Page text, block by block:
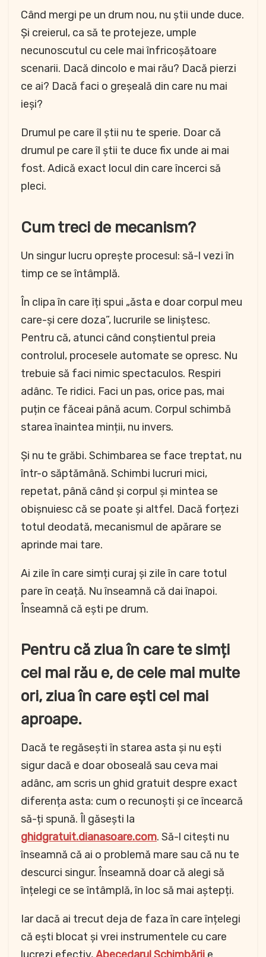
Când mergi pe un drum nou, nu știi unde duce.
Și creierul, ca să te protejeze, umple
necunoscutul cu cele mai înfricoșătoare
scenarii. Dacă dincolo e mai rău? Dacă pierzi
ce ai? Dacă faci o greșeală din care nu mai
ieși?
Drumul pe care îl știi nu te sperie. Doar că
drumul pe care îl știi te duce fix unde ai mai
fost. Adică exact locul din care încerci să
pleci.
Cum treci de mecanism?
Un singur lucru oprește procesul: să-l vezi în
timp ce se întâmplă.
În clipa în care îți spui „ăsta e doar corpul meu
care-și cere doza”, lucrurile se liniștesc.
Pentru că, atunci când conștientul preia
controlul, procesele automate se opresc. Nu
trebuie să faci nimic spectaculos. Respiri
adânc. Te ridici. Faci un pas, orice pas, mai
puțin ce făceai până acum. Corpul schimbă
starea înaintea minții, nu invers.
Și nu te grăbi. Schimbarea se face treptat, nu
într-o săptămână. Schimbi lucruri mici,
repetat, până când și corpul și mintea se
obișnuiesc că se poate și altfel. Dacă forțezi
totul deodată, mecanismul de apărare se
aprinde mai tare.
Ai zile în care simți curaj și zile în care totul
pare în ceață. Nu înseamnă că dai înapoi.
Înseamnă că ești pe drum.
Pentru că ziua în care te simți
cel mai rău e, de cele mai multe
ori, ziua în care ești cel mai
aproape.
Dacă te regăsești în starea asta și nu ești
sigur dacă e doar oboseală sau ceva mai
adânc, am scris un ghid gratuit despre exact
diferența asta: cum o recunoști și ce încearcă
să-ți spună. Îl găsești la
ghidgratuit.dianasoare.com. Să-l citești nu
înseamnă că ai o problemă mare sau că nu te
descurci singur. Înseamnă doar că alegi să
înțelegi ce se întâmplă, în loc să mai aștepți.
Iar dacă ai trecut deja de faza în care înțelegi
că ești blocat și vrei instrumentele cu care